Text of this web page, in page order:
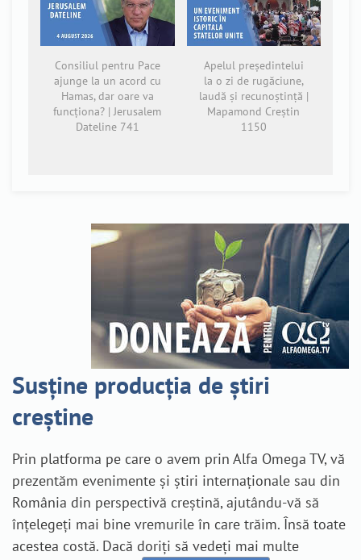
Consiliul pentru Pace
ajunge la un acord cu
Hamas, dar oare va
funcționa? | Jerusalem
Dateline 741
Apelul președintelui
la o zi de rugăciune,
laudă și recunoștință |
Mapamond Creștin
1150
Susține producția de știri
creștine
Prin platforma pe care o avem prin Alfa Omega TV, vă
prezentăm evenimente și știri internaționale sau din
România din perspectivă creștină, ajutându-vă să
înțelegeți mai bine vremurile în care trăim. Însă toate
acestea costă. Dacă doriți să vedeți mai multe